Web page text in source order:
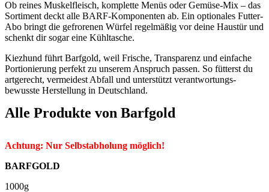
Ob reines Muskelfleisch, komplette Menüs oder Gemüse-Mix – das
Sortiment deckt alle BARF-Komponenten ab. Ein optionales Futter-
Abo bringt die gefrorenen Würfel regelmäßig vor deine Haustür und
schenkt dir sogar eine Kühltasche.
Kiezhund führt Barfgold, weil Frische, Transparenz und einfache
Portionierung perfekt zu unserem Anspruch passen. So fütterst du
artgerecht, vermeidest Abfall und unterstützt verantwortungs­
bewusste Herstellung in Deutschland.
Alle Produkte von Barfgold
Achtung: Nur Selbstabholung möglich!
BARFGOLD
1000g